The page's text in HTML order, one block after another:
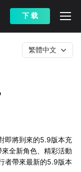
下 载
繁體中文
即將到來的5.9版本充
全新角色、精彩活動
者帶來最新的5.9版本